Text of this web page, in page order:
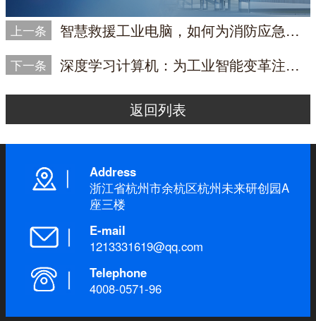
上一条 智慧救援工业电脑，如何为消防应急场景精准选型？
下一条 深度学习计算机：为工业智能变革注入核心算力|DT-610L-BH610MA
返回列表
Address
浙江省杭州市余杭区杭州未来研创园A
座三楼
E-mail
1213331619@qq.com
Telephone
4008-0571-96